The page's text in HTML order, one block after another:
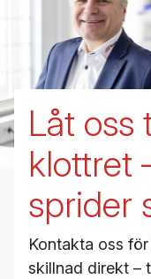
Låt oss
klottret
sprider
Kontakta oss
skillnad direkt –